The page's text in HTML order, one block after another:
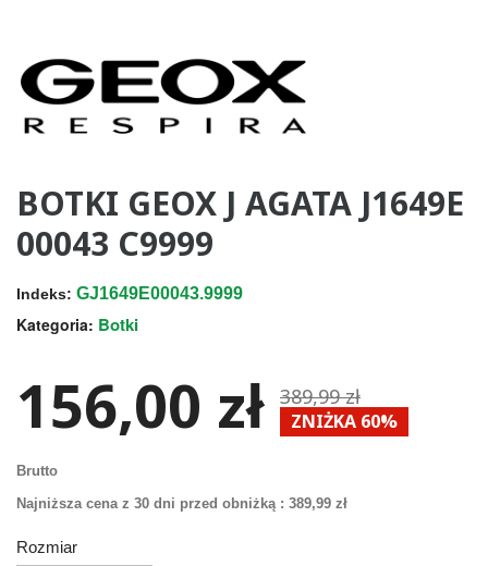
BOTKI GEOX J AGATA J1649E
00043 C9999
Indeks: GJ1649E00043.9999
Kategoria: Botki
156,00 zł 389,99 zł
ZNIŻKA 60%
Brutto
Najniższa cena z 30 dni przed obniżką : 389,99 zł
Rozmiar